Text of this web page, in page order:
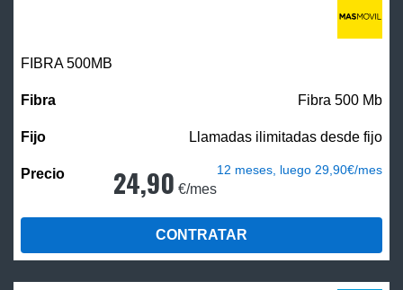
FIBRA500MB
Fibra 500 Mb
Llamadas ilimitadas desde fijo
24,90 €/mes
12 meses, luego 29,90€/mes
CONTRATAR